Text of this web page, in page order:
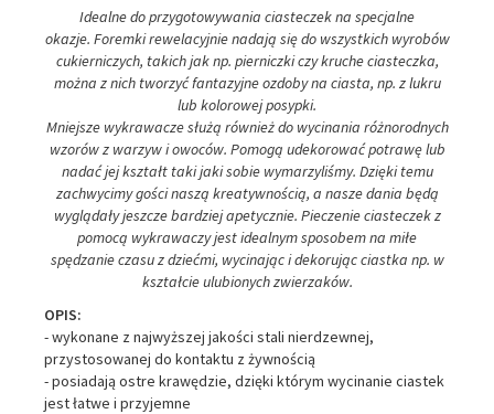
Idealne do przygotowywania ciasteczek na specjalne
okazje. Foremki rewelacyjnie nadają się do wszystkich wyrobów
cukierniczych, takich jak np. pierniczki czy kruche ciasteczka,
można z nich tworzyć fantazyjne ozdoby na ciasta, np. z lukru
lub kolorowej posypki.
Mniejsze wykrawacze służą również do wycinania różnorodnych
wzorów z warzyw i owoców. Pomogą udekorować potrawę lub
nadać jej kształt taki jaki sobie wymarzyliśmy. Dzięki temu
zachwycimy gości naszą kreatywnością, a nasze dania będą
wyglądały jeszcze bardziej apetycznie. Pieczenie ciasteczek z
pomocą wykrawaczy jest idealnym sposobem na miłe
spędzanie czasu z dziećmi, wycinając i dekorując ciastka np. w
kształcie ulubionych zwierzaków.
OPIS:
- wykonane z najwyższej jakości stali nierdzewnej,
przystosowanej do kontaktu z żywnością
- posiadają ostre krawędzie, dzięki którym wycinanie ciastek
jest łatwe i przyjemne